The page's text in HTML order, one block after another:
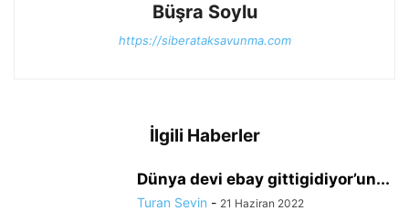
Büşra Soylu
https://siberataksavunma.com
İlgili Haberler
Dünya devi ebay gittigidiyor’un...
Turan Sevin - 21 Haziran 2022